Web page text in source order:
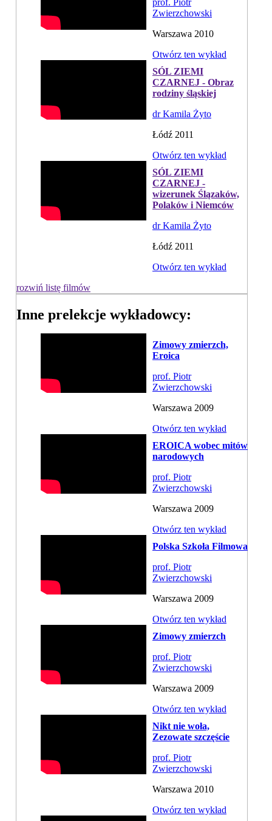
prof. Piotr
Zwierzchowski
Warszawa 2010
Otwórz ten wykład
SÓL ZIEMI
CZARNEJ - Obraz
rodziny śląskiej
dr Kamila Żyto
Łódź 2011
Otwórz ten wykład
SÓL ZIEMI
CZARNEJ -
wizerunek Ślązaków,
Polaków i Niemców
dr Kamila Żyto
Łódź 2011
Otwórz ten wykład
rozwiń listę filmów
Inne prelekcje wykładowcy:
Zimowy zmierzch,
Eroica
prof. Piotr
Zwierzchowski
Warszawa 2009
Otwórz ten wykład
EROICA wobec mitów
narodowych
prof. Piotr
Zwierzchowski
Warszawa 2009
Otwórz ten wykład
Polska Szkoła Filmowa
prof. Piotr
Zwierzchowski
Warszawa 2009
Otwórz ten wykład
Zimowy zmierzch
prof. Piotr
Zwierzchowski
Warszawa 2009
Otwórz ten wykład
Nikt nie woła,
Zezowate szczęście
prof. Piotr
Zwierzchowski
Warszawa 2010
Otwórz ten wykład